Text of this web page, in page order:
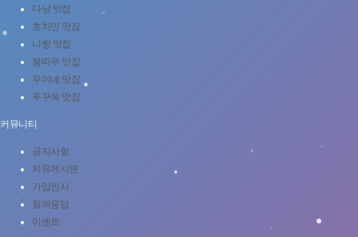
다낭 맛집
호치민 맛집
나짱 맛집
붕따우 맛집
무이네 맛집
푸꾸옥 맛집
커뮤니티
공지사항
자유게시판
가입인사
질의응답
이벤트